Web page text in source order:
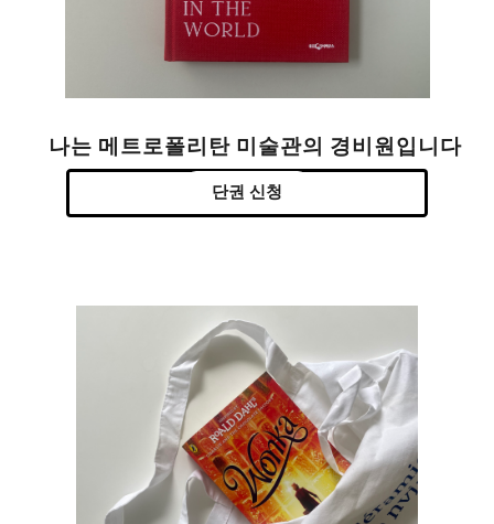
나는 메트로폴리탄 미술관의 경비원입니다
단권 신청